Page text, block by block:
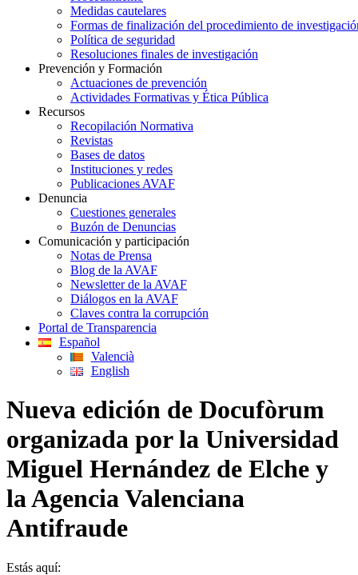
Medidas cautelares
Formas de finalización del procedimiento de
Política de seguridad
Resoluciones finales de investigación
Prevención y Formación
Actuaciones de prevención
Actividades Formativas y Ética Pública
Recursos
Recopilación Normativa
Revistas
Bases de datos
Instituciones y redes
Publicaciones AVAF
Denuncia
Cuestiones generales
Buzón de Denuncias
Comunicación y participación
Notas de Prensa
Blog de la AVAF
Newsletter de la AVAF
Diálogos en la AVAF
Claves contra la corrupción
Portal de Transparencia
Español
Valencià
English
Nueva edición de Docufòrum
organizada por la Universidad
Miguel Hernández de Elche y
la Agencia Valenciana
Antifraude
Estás aquí: